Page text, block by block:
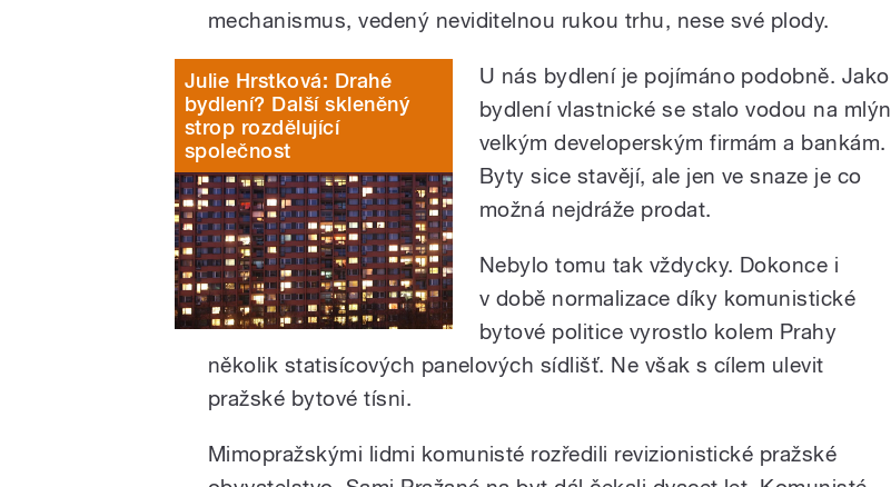
mechanismus, vedený neviditelnou rukou trhu, nese své plody.
Julie Hrstková: Drahé
bydlení? Další skleněný
strop rozdělující
společnost
U nás bydlení je pojímáno podobně. Jako
bydlení vlastnické se stalo vodou na mlýn
velkým developerským firmám a bankám.
Byty sice stavějí, ale jen ve snaze je co
možná nejdráže prodat.
Nebylo tomu tak vždycky. Dokonce i
v době normalizace díky komunistické
bytové politice vyrostlo kolem Prahy
několik statisícových panelových sídlišť. Ne však s cílem ulevit
pražské bytové tísni.
Mimopražskými lidmi komunisté rozředili revizionistické pražské